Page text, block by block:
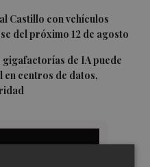
Castillo con vehículos
del próximo 12 de agosto
de IA puede
en centros de datos,